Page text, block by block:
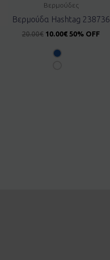
Βερμούδες
Βερμούδα Hashtag 238736
20.00€ 10.00€ 50% OFF